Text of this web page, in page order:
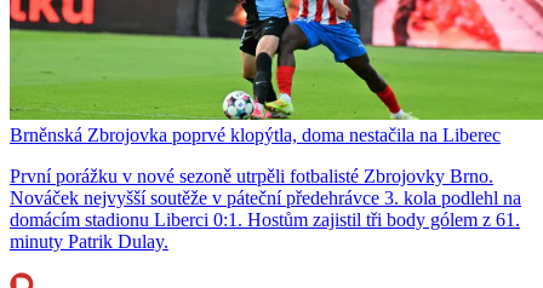
Brněnská Zbrojovka poprvé klopýtla, doma nestačila na Liberec
První porážku v nové sezoně utrpěli fotbalisté Zbrojovky Brno.
Nováček nejvyšší soutěže v páteční předehrávce 3. kola podlehl na
domácím stadionu Liberci 0:1. Hostům zajistil tři body gólem z 61.
minuty Patrik Dulay.